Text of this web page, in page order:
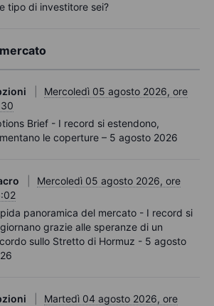
tipo di investitore sei?
Mercoledì 05 agosto 2026, ore
Brief - I record si estendono,
le coperture – 5 agosto 2026
Mercoledì 05 agosto 2026, ore
panoramica del mercato - I record si
grazie alle speranze di un
sullo Stretto di Hormuz - 5 agosto
Martedì 04 agosto 2026, ore